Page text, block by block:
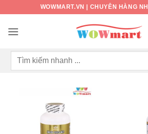
nội
WOWMART.VN | CHUYÊN HÀNG
Tìm